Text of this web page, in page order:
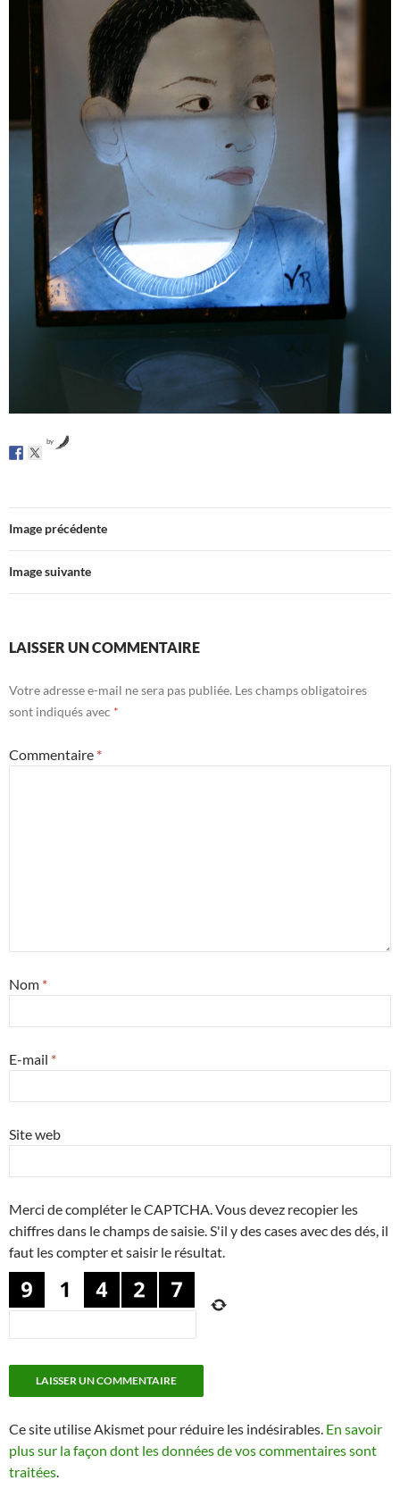
by
Image précédente
Image suivante
LAISSER UN COMMENTAIRE
Votre adresse e-mail ne sera pas publiée. Les champs obligatoires
sont indiqués avec *
Commentaire *
Nom *
E-mail *
Site web
Merci de compléter le CAPTCHA. Vous devez recopier les
chiffres dans le champs de saisie. S'il y des cases avec des dés, il
faut les compter et saisir le résultat.
Ce site utilise Akismet pour réduire les indésirables. En savoir
plus sur la façon dont les données de vos commentaires sont
traitées